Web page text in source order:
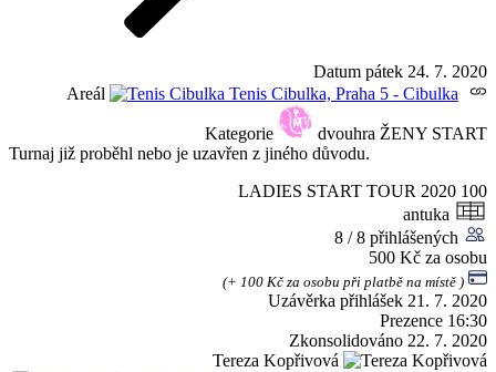
Datum pátek 24. 7. 2020
Areál
Tenis Cibulka, Praha 5 - Cibulka
Kategorie
dvouhra ŽENY START
Turnaj již proběhl nebo je uzavřen z jiného důvodu.
LADIES START TOUR 2020 100
antuka
8 / 8 přihlášených
500 Kč za osobu
(+ 100 Kč za osobu při platbě na místě )
Uzávěrka přihlášek 21. 7. 2020
Prezence 16:30
Zkonsolidováno 22. 7. 2020
Tereza Kopřivová